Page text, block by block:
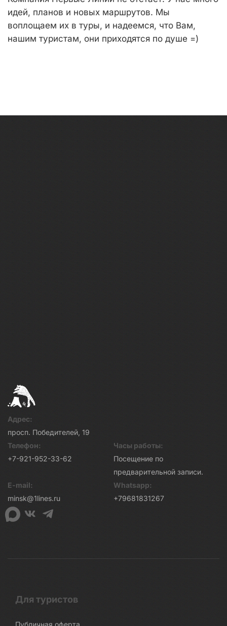
идей, планов и новых маршрутов. Мы
воплощаем их в туры, и надеемся, что Вам,
нашим туристам, они приходятся по душе =)
Адрес:
просп. Победителей, 19
Телефон:
+7-921-952-33-62
Часы работы:
Посещение по
предварительной записи.
E-mail:
minsk@1lines.ru
Whatsapp:
+79681831267
Для туристов
Публичная оферта